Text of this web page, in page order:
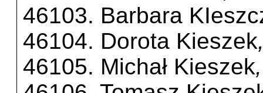
46103. Barbara
46104. Dorota Kieszek
46105. Michał Kieszek